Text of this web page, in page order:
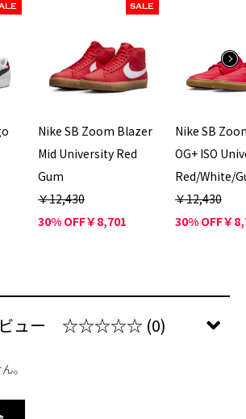
SALE
Nike SB Zoom Blazer
Mid University Red
Gum
￥12,430
30% OFF￥8,701
Nike SB
OG+ ISO
Red/White/
￥12,430
30% OFF￥
ュー ☆☆☆☆☆ (0)
。